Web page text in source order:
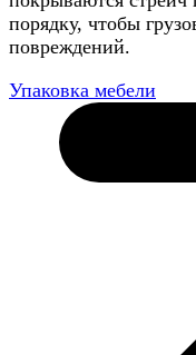
порядку, чтобы
повреждений.
Упаковка мебели